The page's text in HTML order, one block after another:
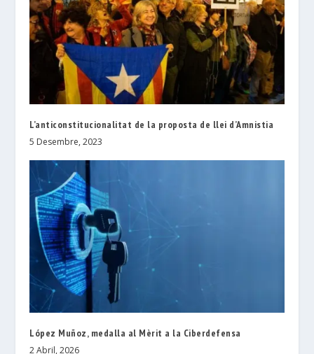
L’anticonstitucionalitat de la proposta de llei d’Amnistia
5 Desembre, 2023
López Muñoz, medalla al Mèrit a la Ciberdefensa
2 Abril, 2026